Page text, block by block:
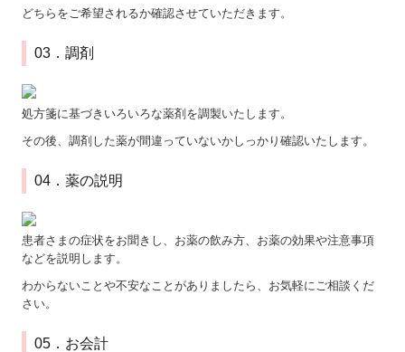
どちらをご希望されるか確認させていただきます。
03．調剤
処方箋に基づきいろいろな薬剤を調製いたします。
その後、調剤した薬が間違っていないかしっかり確認いたします。
04．薬の説明
患者さまの症状をお聞きし、お薬の飲み方、お薬の効果や注意事項
などを説明します。
わからないことや不安なことがありましたら、お気軽にご相談くだ
さい。
05．お会計